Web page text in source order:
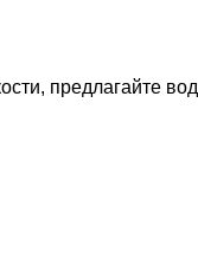
предлагайте